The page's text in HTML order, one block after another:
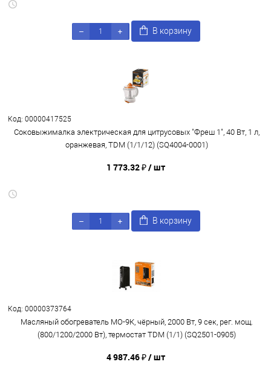
В корзину
Код: 00000417525
Соковыжималка электрическая для цитрусовых "Фреш 1", 40 Вт, 1 л,
оранжевая, TDM (1/1/12) (SQ4004-0001)
1 773.32 ₽/ шт
В корзину
Код: 00000373764
Масляный обогреватель МО-9К, чёрный, 2000 Вт, 9 сек, рег. мощ.
(800/1200/2000 Вт), термостат TDM (1/1) (SQ2501-0905)
4 987.46 ₽/ шт